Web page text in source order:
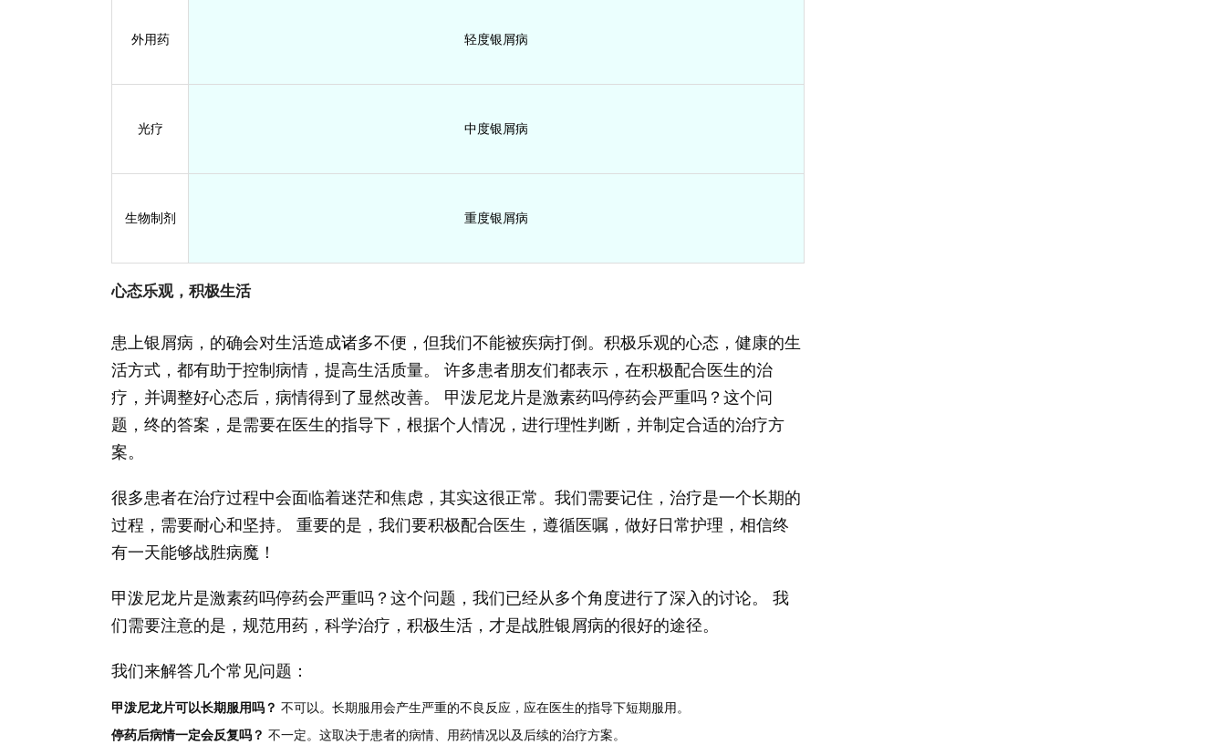
外用药 轻度银屑病
光疗 中度银屑病
生物制剂 重度银屑病
心态乐观，积极生活
患上银屑病，的确会对生活造成诸多不便，但我们不能被疾病打倒。积极乐观的心态，健康的生
活方式，都有助于控制病情，提高生活质量。 许多患者朋友们都表示，在积极配合医生的治
疗，并调整好心态后，病情得到了显然改善。 甲泼尼龙片是激素药吗停药会严重吗？这个问
题，终的答案，是需要在医生的指导下，根据个人情况，进行理性判断，并制定合适的治疗方
案。
很多患者在治疗过程中会面临着迷茫和焦虑，其实这很正常。我们需要记住，治疗是一个长期的
过程，需要耐心和坚持。 重要的是，我们要积极配合医生，遵循医嘱，做好日常护理，相信终
有一天能够战胜病魔！
甲泼尼龙片是激素药吗停药会严重吗？这个问题，我们已经从多个角度进行了深入的讨论。 我
们需要注意的是，规范用药，科学治疗，积极生活，才是战胜银屑病的很好的途径。
我们来解答几个常见问题：
甲泼尼龙片可以长期服用吗？ 不可以。长期服用会产生严重的不良反应，应在医生的指导下短期服用。
停药后病情一定会反复吗？ 不一定。这取决于患者的病情、用药情况以及后续的治疗方案。